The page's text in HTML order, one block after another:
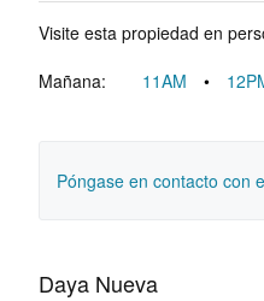
Visite esta propiedad en
Mañana:
11AM •
Póngase en contacto con
Daya Nueva